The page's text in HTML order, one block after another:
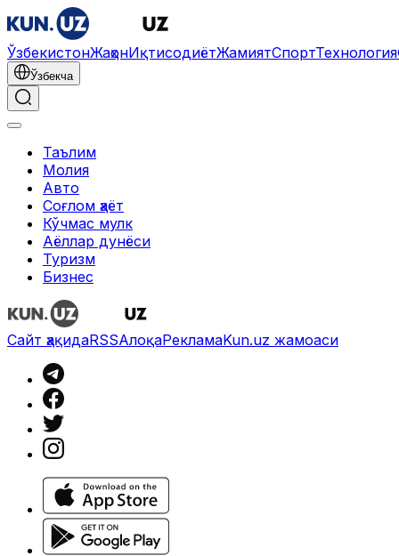
ЎзбекистонЖаҳонИқтисодиётЖамиятСпортТехнология
Ўзбекча
Таълим
Молия
Авто
Соғлом ҳаёт
Кўчмас мулк
Аёллар дунёси
Туризм
Бизнес
Сайт ҳақидаRSSАлоқаРекламаKun.uz жамоаси